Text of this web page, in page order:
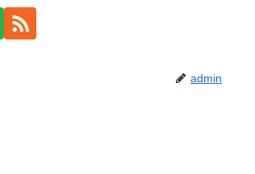
admin